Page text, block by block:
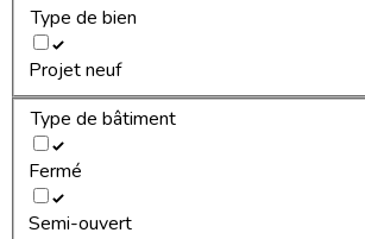
Type de bien
Projet neuf
Type de bâtiment
Fermé
Semi-ouvert